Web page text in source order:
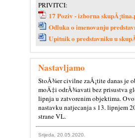
PRIVITCI:
17 Poziv - izborna
Odluka o imenovanju
Upitnik o predstavniku u
Nastavljamo
StoÅ¾er civilne zaÅ¡tite danas je
moÄ‡i odrÅ¾avati bez prisustva
lipnja u zatvorenim objektima.
nastavku natjecanja s 13. lipnjem
strane VL.
Srijeda, 20.05.2020.